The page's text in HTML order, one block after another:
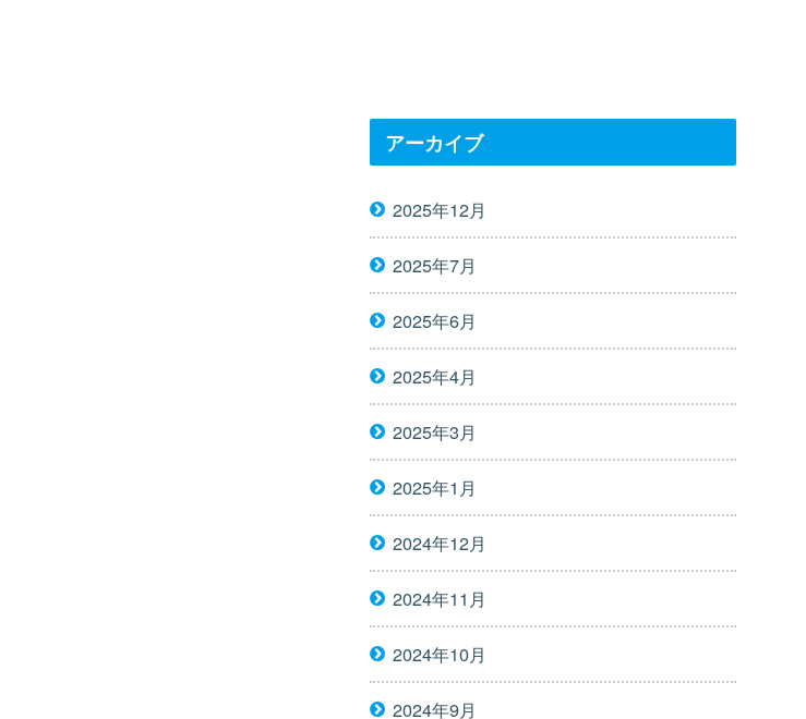
アーカイブ
2025年12月
2025年7月
2025年6月
2025年4月
2025年3月
2025年1月
2024年12月
2024年11月
2024年10月
2024年9月